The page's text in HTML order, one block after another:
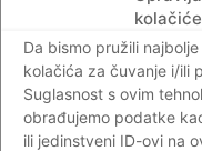
kolačiće
Da bismo pružili
kolačića za čuvanje i/ili
Suglasnost s ovim
obrađujemo podatke
ili jedinstveni ID-ovi na
na lokaciji
su dvojica
Policijske
inženjerijske
Braniteljski portal